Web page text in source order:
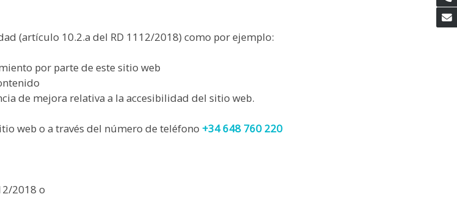
(artículo 10.2.a del RD 1112/2018) como por ejemplo:
por parte de este sitio web
relativa a la accesibilidad del sitio web.
web o a través del número de teléfono +34 648 760 220
2018 o